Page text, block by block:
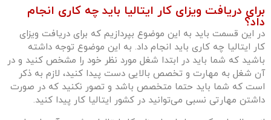
برای دریافت ویزای کار ایتالیا باید چه کاری انجام
داد؟
در این قسمت باید به این موضوع بپردازیم که برای دریافت ویزای
کار ایتالیا چه کاری باید انجام داد. به این موضوع توجه داشته
باشید که شما باید در ابتدا شغل مورد نظر خود را مشخص کنید و در
آن شغل به مهارت و تخصص بالایی دست پیدا کنید، لازم به ذکر
است که شما باید حتما متخصص باشد و تصور نکنید که در صورت
داشتن مهارتی نسبی می‌توانید در کشور ایتالیا کار پیدا کنید.